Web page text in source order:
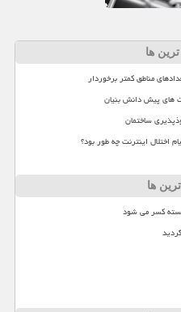
ترین ها
مناطق کمتر برخوردار
های پیش دانش بنیان
ساختمان
اختلال اینترنت چه طور بود؟
ها
بسته کسر می شود